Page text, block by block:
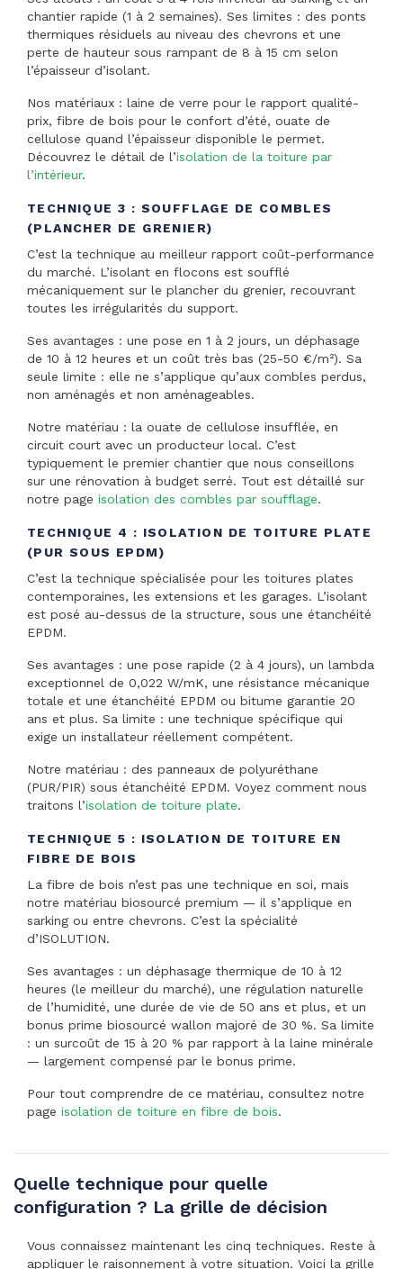
chantier rapide (1 à 2 semaines). Ses limites : des ponts
thermiques résiduels au niveau des chevrons et une
perte de hauteur sous rampant de 8 à 15 cm selon
l’épaisseur d’isolant.
Nos matériaux : laine de verre pour le rapport qualité-
prix, fibre de bois pour le confort d’été, ouate de
cellulose quand l’épaisseur disponible le permet.
Découvrez le détail de l’isolation de la toiture par
l’intérieur.
TECHNIQUE 3 : SOUFFLAGE DE COMBLES
(PLANCHER DE GRENIER)
C’est la technique au meilleur rapport coût-performance
du marché. L’isolant en flocons est soufflé
mécaniquement sur le plancher du grenier, recouvrant
toutes les irrégularités du support.
Ses avantages : une pose en 1 à 2 jours, un déphasage
de 10 à 12 heures et un coût très bas (25-50 €/m²). Sa
seule limite : elle ne s’applique qu’aux combles perdus,
non aménagés et non aménageables.
Notre matériau : la ouate de cellulose insufflée, en
circuit court avec un producteur local. C’est
typiquement le premier chantier que nous conseillons
sur une rénovation à budget serré. Tout est détaillé sur
notre page isolation des combles par soufflage.
TECHNIQUE 4 : ISOLATION DE TOITURE PLATE
(PUR SOUS EPDM)
C’est la technique spécialisée pour les toitures plates
contemporaines, les extensions et les garages. L’isolant
est posé au-dessus de la structure, sous une étanchéité
EPDM.
Ses avantages : une pose rapide (2 à 4 jours), un lambda
exceptionnel de 0,022 W/mK, une résistance mécanique
totale et une étanchéité EPDM ou bitume garantie 20
ans et plus. Sa limite : une technique spécifique qui
exige un installateur réellement compétent.
Notre matériau : des panneaux de polyuréthane
(PUR/PIR) sous étanchéité EPDM. Voyez comment nous
traitons l’isolation de toiture plate.
TECHNIQUE 5 : ISOLATION DE TOITURE EN
FIBRE DE BOIS
La fibre de bois n’est pas une technique en soi, mais
notre matériau biosourcé premium — il s’applique en
sarking ou entre chevrons. C’est la spécialité
d’ISOLUTION.
Ses avantages : un déphasage thermique de 10 à 12
heures (le meilleur du marché), une régulation naturelle
de l’humidité, une durée de vie de 50 ans et plus, et un
bonus prime biosourcé wallon majoré de 30 %. Sa limite
: un surcoût de 15 à 20 % par rapport à la laine minérale
— largement compensé par le bonus prime.
Pour tout comprendre de ce matériau, consultez notre
page isolation de toiture en fibre de bois.
Quelle technique pour quelle
configuration ? La grille de décision
Vous connaissez maintenant les cinq techniques. Reste à
appliquer le raisonnement à votre situation. Voici la grille